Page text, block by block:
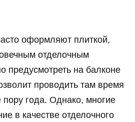
оформляют плиткой,
отделочным
предусмотреть на балконе
проводить там время
пору года. Однако, многие
в качестве отделочного